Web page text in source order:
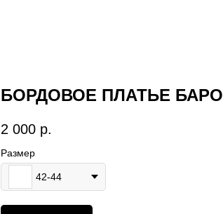
БОРДОВОЕ ПЛАТЬЕ
2 000 р.
Размер
42-44